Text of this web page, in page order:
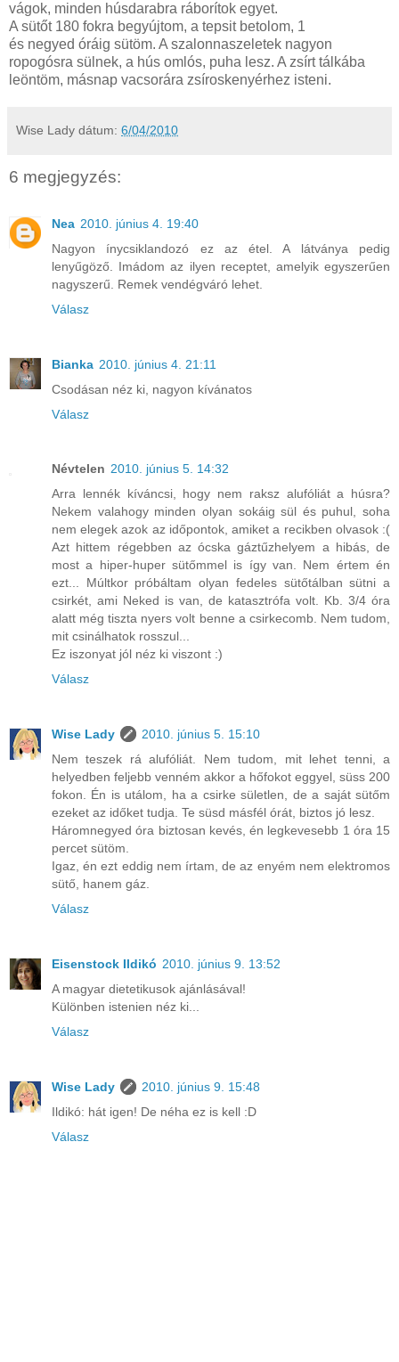
vágok, minden húsdarabra ráborítok egyet.
A sütőt 180 fokra begyújtom, a tepsit betolom, 1
és negyed óráig sütöm. A szalonnaszeletek nagyon
ropogósra sülnek, a hús omlós, puha lesz. A zsírt tálkába
leöntöm, másnap vacsorára zsíroskenyérhez isteni.
Wise Lady dátum: 6/04/2010
6 megjegyzés:
Nea 2010. június 4. 19:40
Nagyon ínycsiklandozó ez az étel. A látványa pedig
lenyűgöző. Imádom az ilyen receptet, amelyik egyszerűen
nagyszerű. Remek vendégváró lehet.
Válasz
Bianka 2010. június 4. 21:11
Csodásan néz ki, nagyon kívánatos
Válasz
Névtelen 2010. június 5. 14:32
Arra lennék kíváncsi, hogy nem raksz alufóliát a húsra?
Nekem valahogy minden olyan sokáig sül és puhul, soha
nem elegek azok az időpontok, amiket a recikben olvasok :(
Azt hittem régebben az ócska gáztűzhelyem a hibás, de
most a hiper-huper sütőmmel is így van. Nem értem én
ezt... Múltkor próbáltam olyan fedeles sütőtálban sütni a
csirkét, ami Neked is van, de katasztrófa volt. Kb. 3/4 óra
alatt még tiszta nyers volt benne a csirkecomb. Nem tudom,
mit csinálhatok rosszul...
Ez iszonyat jól néz ki viszont :)
Válasz
Wise Lady
2010. június 5. 15:10
Nem teszek rá alufóliát. Nem tudom, mit lehet tenni, a
helyedben feljebb venném akkor a hőfokot eggyel, süss 200
fokon. Én is utálom, ha a csirke sületlen, de a saját sütőm
ezeket az időket tudja. Te süsd másfél órát, biztos jó lesz.
Háromnegyed óra biztosan kevés, én legkevesebb 1 óra 15
percet sütöm.
Igaz, én ezt eddig nem írtam, de az enyém nem elektromos
sütő, hanem gáz.
Válasz
Eisenstock Ildikó 2010. június 9. 13:52
A magyar dietetikusok ajánlásával!
Különben istenien néz ki...
Válasz
Wise Lady
2010. június 9. 15:48
Ildikó: hát igen! De néha ez is kell :D
Válasz